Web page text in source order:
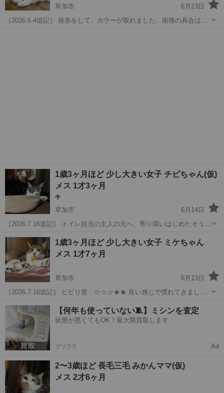
草加市
6月23日
［2026.6.4追記］ 抜糸をして、カラーが取れました。術後の具合は良
1歳3ヶ月ほど 少し大きい女子 チビちゃん(仮)
メス 1才3ヶ月
草加市
6月14日
［2026.7.16追記］ トイレ担当の主人の元へ、寄り添いはじめたそうで
リスト」(我が家の通称)になり、なでなでもできるし、そのまま抱っこ
もできる、と主人は喜...
埼玉 草加市 1歳
1歳3ヶ月ほど 少し大きい女子 ミケちゃん
メス 1才7ヶ月
草加市
6月13日
［2026.7.16追記］ ビビり度 ☆☆☆★★ 良い感じで慣れてきまし
られておりません。 当家に来た時は話しかけたり、なでなでするとブ
ルブル震えてましたが、そ...
埼玉 草加市 猫
【何年も使っていない🧵】ミシンを査定
状態が悪くてもOK！最大限買取します
プリフラ Ad
2〜3歳ほど 長毛三毛 みかんママ(仮)
メス 2才6ヶ月